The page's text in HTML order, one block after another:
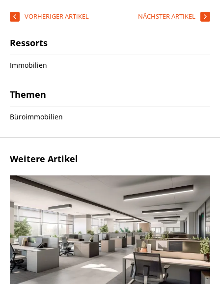
VORHERIGER ARTIKEL NÄCHSTER ARTIKEL
Ressorts
Immobilien
Themen
Büroimmobilien
Weitere Artikel